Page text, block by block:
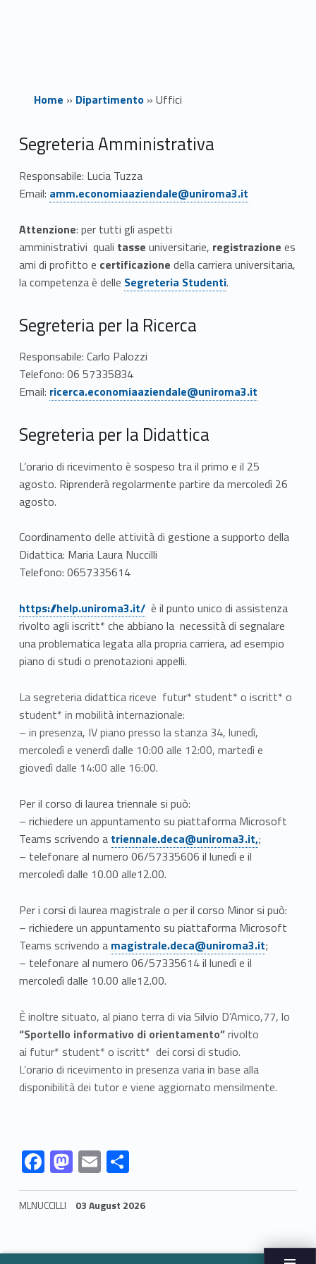
Home » Dipartimento» Uffici
U
f
f
i
c
i
Segreteria Amministrativa
Responsabile: Lucia Tuzza
Email: amm.economiaaziendale@uniroma3.it
Attenzione: per tutti gli aspetti
amministrativi quali tasse universitarie, registrazione es
ami di profitto e certificazione della carriera universitaria,
la competenza è delle Link identifier #identifier__67811-1
Link identifier #identifier__24229-1
Segreteria Studenti.
Segreteria per la Ricerca
Responsabile: Carlo Palozzi
Telefono: 06 57335834
Email: Link identifier #identifier__159188-2
ricerca.economiaaziendale@uniroma3.it
Segreteria per la Didattica
L’orario di ricevimento è sospeso tra il primo e il 25
agosto. Riprenderà regolarmente partire da mercoledì 26
agosto.
Coordinamento delle attività di gestione a supporto della
Didattica: Maria Laura Nuccilli
Telefono: 0657335614
https://help.uniroma3.it/è il punto unico di assistenza
rivolto agli iscritt* che abbiano la necessità di segnalare
una problematica legata alla propria carriera, ad esempio
piano di studi o prenotazioni appelli.
La segreteria didattica riceve futur* student* o iscritt* o
student* in mobilità internazionale:
– in presenza, IV piano presso la stanza 34, lunedì,
mercoledì e venerdì dalle 10:00 alle 12:00, martedì e
giovedì dalle 14:00 alle 16:00.
Per il corso di laurea triennale si può:
– richiedere un appuntamento su piattaforma Microsoft
Teams scrivendo a Link identifier #identifier__51250-3
triennale.deca@uniroma3.it,;
– telefonare al numero 06/57335606 il lunedì e il
mercoledì dalle 10.00 alle12.00.
Per i corsi di laurea magistrale o per il corso Minor si può:
– richiedere un appuntamento su piattaforma Microsoft
Teams scrivendo a magistrale.deca@uniroma3.it;
– telefonare al numero 06/57335614 il lunedì e il
mercoledì dalle 10.00 alle12.00.
È inoltre situato, al piano terra di via Silvio D’Amico,77, lo
“Sportello informativo di orientamento”rivolto
ai futur* student* o iscritt* dei corsi di studio.
L’orario di ricevimento in presenza varia in base alla
disponibilità dei tutor e viene aggiornato mensilmente.
Link identifier #identifier__187020-5 F
ac
e
o
Link identifier #identifier__99039-6 M
as
to
o
Link identifier #identifier__175321-7 E
m
ai
Link identifier #identifier__33219-8 S
h
ar
MLNUCCILLI 03 August 2026